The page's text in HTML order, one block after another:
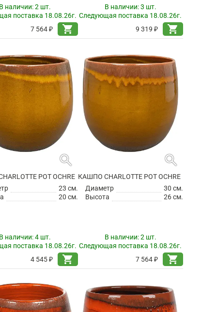
наличии:2 шт.
поставка 18.08.26г.
7 564 ₽
shopping_cart
В наличии:3 шт.
Следующая поставка 18.08.26г.
9 319 ₽
shopping_cart
search
POT OCHRE
23 см.
20 см.
наличии:4 шт.
поставка 18.08.26г.
4 545 ₽
shopping_cart
search
КАШПО CHARLOTTE POT OCHRE
Диаметр
30 см.
Высота
26 см.
В наличии:2 шт.
Следующая поставка 18.08.26г.
7 564 ₽
shopping_cart